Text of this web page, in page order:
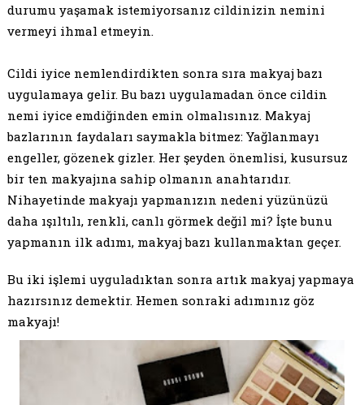
durumu yaşamak istemiyorsanız cildinizin nemini
vermeyi ihmal etmeyin.
Cildi iyice nemlendirdikten sonra sıra makyaj bazı
uygulamaya gelir. Bu bazı uygulamadan önce cildin
nemi iyice emdiğinden emin olmalısınız. Makyaj
bazlarının faydaları saymakla bitmez: Yağlanmayı
engeller, gözenek gizler. Her şeyden önemlisi, kusursuz
bir ten makyajına sahip olmanın anahtarıdır.
Nihayetinde makyajı yapmanızın nedeni yüzünüzü
daha ışıltılı, renkli, canlı görmek değil mi? İşte bunu
yapmanın ilk adımı, makyaj bazı kullanmaktan geçer.
Bu iki işlemi uyguladıktan sonra artık makyaj yapmaya
hazırsınız demektir. Hemen sonraki adımınız göz
makyajı!